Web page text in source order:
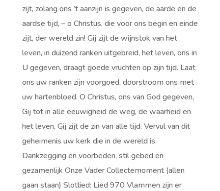
zijt, zolang ons ’t aanzijn is gegeven, de aarde en de
aardse tijd, – o Christus, die voor ons begin en einde
zijt, der wereld zin! Gij zijt de wijnstok van het
leven, in duizend ranken uitgebreid, het leven, ons in
U gegeven, draagt goede vruchten op zijn tijd. Laat
ons uw ranken zijn voorgoed, doorstroom ons met
uw hartenbloed. O Christus, ons van God gegeven,
Gij tot in alle eeuwigheid de weg, de waarheid en
het leven, Gij zijt de zin van alle tijd. Vervul van dit
geheimenis uw kerk die in de wereld is.
Dankzegging en voorbeden, stil gebed en
gezamenlijk Onze Vader Collectemoment (allen
gaan staan) Slotlied: Lied 970 Vlammen zijn er